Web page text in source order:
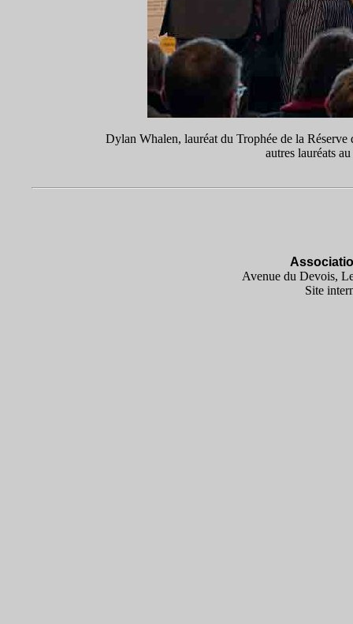
Dylan Whalen, lauréat du Trophée de la
autres lauréats
Avenue du Devois,
Site